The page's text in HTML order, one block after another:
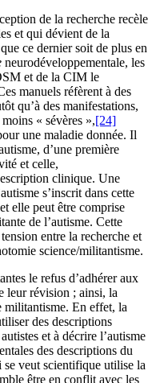
de la recherche recèle
et qui dévient de la
ce dernier soit de plus en
neurodéveloppementale, les
et de la CIM le
manuels réfèrent à des
qu’à des manifestations,
« sévères »,[24]
une maladie donnée. Il
d’une première
et celle,
clinique. Une
s’inscrit dans cette
elle peut être comprise
de l’autisme. Cette
entre la recherche et
science/militantisme.
le refus d’adhérer aux
leur révision ; ainsi, la
militantisme. En effet, la
des descriptions
et à décrire l’autisme
des descriptions du
veut scientifique utilise la
être en conflit avec les